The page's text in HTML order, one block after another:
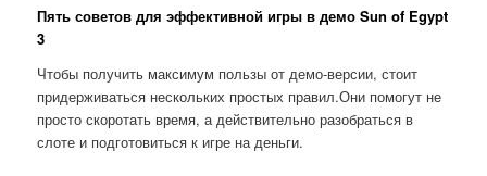
Пять советов для эффективной игры в демо Sun of Egypt
3
Чтобы получить максимум пользы от демо-версии, стоит
придерживаться нескольких простых правил.Они помогут не
просто скоротать время, а действительно разобраться в
слоте и подготовиться к игре на деньги.